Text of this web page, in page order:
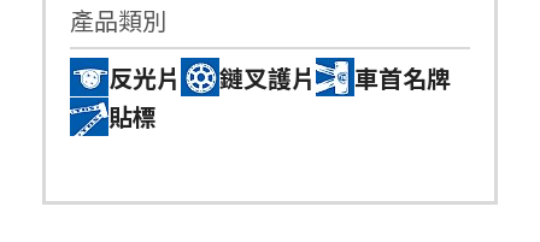
產品類別
反光片
鏈叉護片
車首名牌
貼標